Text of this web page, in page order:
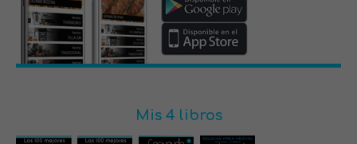
Mis 4 libros